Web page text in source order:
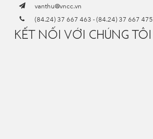
vanthu@vncc.vn
(84.24) 37 667 463 -(84.24) 37 667 475
KẾT NỐI VỚI CHÚNG TÔI